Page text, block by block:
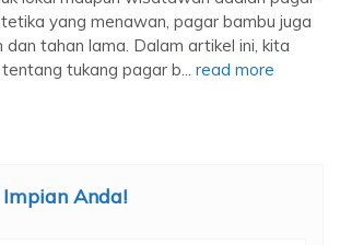
yang menawan, pagar bambu juga
dan tahan lama. Dalam artikel ini, kita
tukang pagar b... read more
Anda!